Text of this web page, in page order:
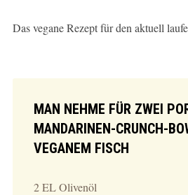
Das vegane Rezept für den aktuell
MAN NEHME FÜR ZWEI
MANDARINEN-CRUNCH-
VEGANEM FISCH
2 EL Olivenöl